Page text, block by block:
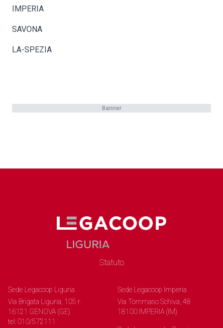
IMPERIA
SAVONA
LA-SPEZIA
Banner
Statuto
Sede Legacoop Liguria
Via Brigata Liguria, 105 r.
16121 GENOVA (GE)
tel: 010/572111
Sede Legacoop Imperia
Via Tommaso Schiva, 48
18100 IMPERIA (IM)